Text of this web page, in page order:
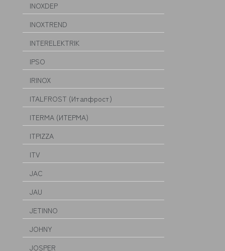
INOXDEP
INOXTREND
INTERELEKTRIK
IPSO
IRINOX
ITALFROST (Италфрост)
ITERMA (ИТЕРМА)
ITPIZZA
ITV
JAC
JAU
JETINNO
JOHNY
JOSPER